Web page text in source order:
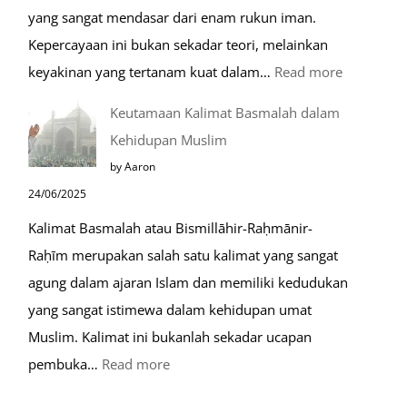
yang sangat mendasar dari enam rukun iman.
Kepercayaan ini bukan sekadar teori, melainkan
keyakinan yang tertanam kuat dalam… Read more:
Keutamaan Kalimat Basmalah dalam
Kehidupan Muslim
by Aaron
24/06/2025
Kalimat Basmalah atau Bismillāhir-Raḥmānir-
Raḥīm merupakan salah satu kalimat yang sangat
agung dalam ajaran Islam dan memiliki kedudukan
yang sangat istimewa dalam kehidupan umat
Muslim. Kalimat ini bukanlah sekadar ucapan
pembuka… Read more: